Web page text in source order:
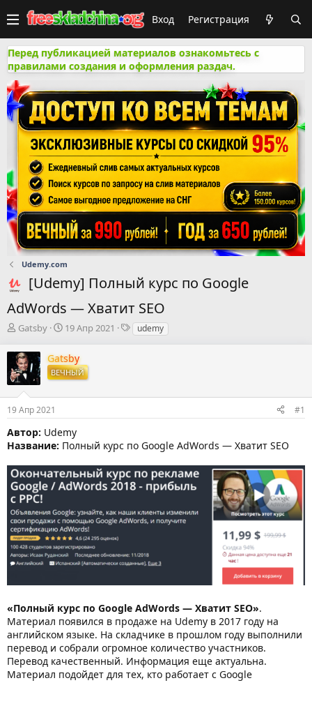
Вход Регистрация
Перед публикацией материалов ознакомьтесь с
правилами создания и оформления раздач.
Udemy.com
[Udemy] Полный курс по Google
AdWords — Хватит SEO
А
т
о
р
м
ы
Gatsby
Д
т
а
н
а
л
а
19 Апр 2021
Тudemy
Gatsby
ВЕЧНЫЙ
19 Апр 2021 #1
Автор: Udemy
Название: Полный курс по Google AdWords — Хватит SEO
«Полный курс по Google AdWords — Хватит SEO».
Материал появился в продаже на Udemy в 2017 году на
английском языке. На складчике в прошлом году выполнили
перевод и собрали огромное количество участников.
Перевод качественный. Информация еще актуальна.
Материал подойдет для тех, кто работает с Google